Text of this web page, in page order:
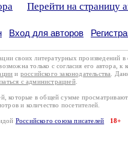
Перейти на страницу
Вход для авторов
своих литературных произведений
только с согласия его автора,
и российского законодательства .
с администрацией.
которые в общей сумме
и количество посетителей.
Российского союза писателей 18+